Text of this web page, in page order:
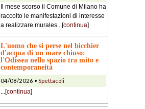
Il mese scorso il Comune di Milano ha
raccolto le manifestazioni di interesse
a realizzare murales...[continua]
L'uomo che si perse nel bicchier
d'acqua di un mare chiuso:
l'Odissea nello spazio tra mito e
contemporaneità
04/08/2026 • Spettacoli
...[continua]